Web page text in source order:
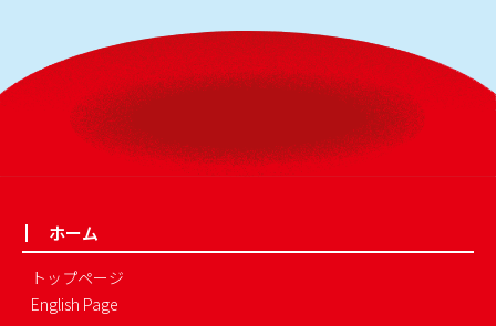
ホーム
トップページ
English Page